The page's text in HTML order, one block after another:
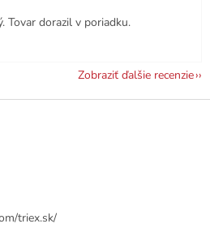
Tovar dorazil v poriadku.
Zobraziť ďalšie recenzie
triex.sk/